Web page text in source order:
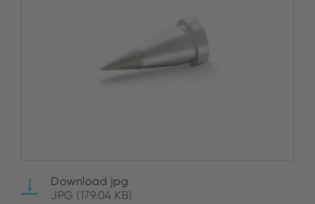
Download jpg
JPG (179.04 KB)